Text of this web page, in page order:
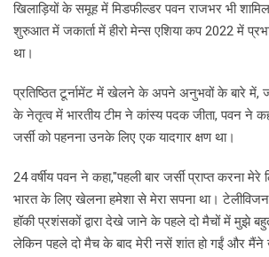
खिलाड़ियों के समूह में मिडफील्डर पवन राजभर भी
शुरुआत में जकार्ता में हीरो मेन्स एशिया कप 2022 में
था।
प्रतिष्ठित टूर्नामेंट में खेलने के अपने अनुभवों के बारे में,
के नेतृत्व में भारतीय टीम ने कांस्य पदक जीता, पवन ने
जर्सी को पहनना उनके लिए एक यादगार क्षण था।
24 वर्षीय पवन ने कहा,"पहली बार जर्सी प्राप्त करना मेरे
भारत के लिए खेलना हमेशा से मेरा सपना था।
हॉकी प्रशंसकों द्वारा देखे जाने के पहले दो मैचों में मुझे
लेकिन पहले दो मैच के बाद मेरी नसें शांत हो गईं और